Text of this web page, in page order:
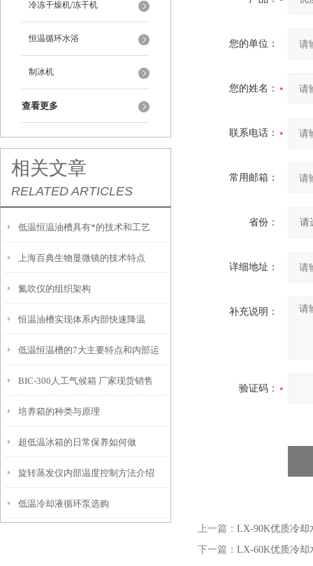
冷冻干燥机/冻干机
恒温循环水浴
制冰机
查看更多
相关文章
RELATED ARTICLES
低温恒温油槽具有*的技术和工艺
上海百典生物显微镜的技术特点
氮吹仪的组织架构
恒温油槽实现体系内部快速降温
低温恒温槽的7大主要特点和内部运
行原理
BIC-300人工气候箱 厂家现货销售
培养箱的种类与原理
超低温冰箱的日常保养如何做
旋转蒸发仪内部温度控制方法介绍
低温冷却液循环泵选购
您的单位：
您的姓名：
联系电话：
常用邮箱：
省份：
详细地址：
补充说明：
验证码：
上一篇： LX-90K优质冷却
下一篇： LX-60K优质冷却